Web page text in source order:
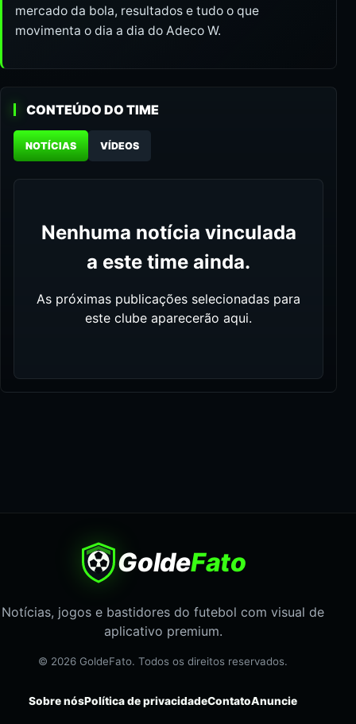
mercado da bola, resultados e tudo o que
movimenta o dia a dia do Adeco W.
CONTEÚDO DO TIME
NOTÍCIAS VÍDEOS
Nenhuma notícia vinculada
a este time ainda.
As próximas publicações selecionadas para
este clube aparecerão aqui.
GoldeFato
Notícias, jogos e bastidores do futebol com visual de
aplicativo premium.
© 2026 GoldeFato. Todos os direitos reservados.
Sobre nósPolítica de privacidadeContatoAnuncie